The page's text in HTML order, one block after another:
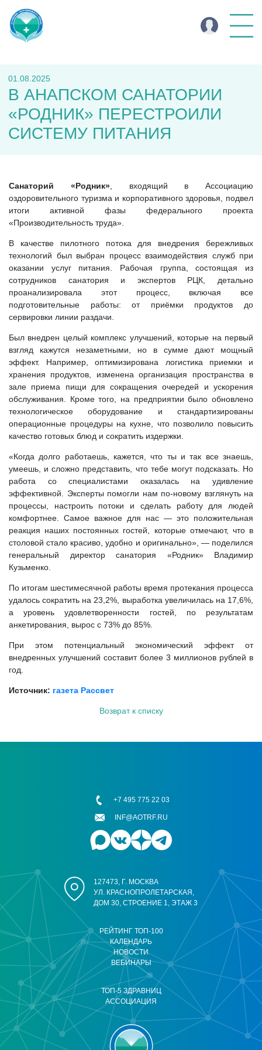
01.08.2025
В АНАПСКОМ САНАТОРИИ
«РОДНИК» ПЕРЕСТРОИЛИ
СИСТЕМУ ПИТАНИЯ
Санаторий «Родник», входящий в Ассоциацию
оздоровительного туризма и корпоративного здоровья, подвел
итоги активной фазы федерального проекта
«Производительность труда».
В качестве пилотного потока для внедрения бережливых
технологий был выбран процесс взаимодействия служб при
оказании услуг питания. Рабочая группа, состоящая из
сотрудников санатория и экспертов РЦК, детально
проанализировала этот процесс, включая все
подготовительные работы: от приёмки продуктов до
сервировки линии раздачи.
Был внедрен целый комплекс улучшений, которые на первый
взгляд кажутся незаметными, но в сумме дают мощный
эффект. Например, оптимизирована логистика приемки и
хранения продуктов, изменена организация пространства в
зале приема пищи для сокращения очередей и ускорения
обслуживания. Кроме того, на предприятии было обновлено
технологическое оборудование и стандартизированы
операционные процедуры на кухне, что позволило повысить
качество готовых блюд и сократить издержки.
«Когда долго работаешь, кажется, что ты и так все знаешь,
умеешь, и сложно представить, что тебе могут подсказать. Но
работа со специалистами оказалась на удивление
эффективной. Эксперты помогли нам по-новому взглянуть на
процессы, настроить потоки и сделать работу для людей
комфортнее. Самое важное для нас — это положительная
реакция наших постоянных гостей, которые отмечают, что в
столовой стало красиво, удобно и оригинально», — поделился
генеральный директор санатория «Родник» Владимир
Кузьменко.
По итогам шестимесячной работы время протекания процесса
удалось сократить на 23,2%, выработка увеличилась на 17,6%,
а уровень удовлетворенности гостей, по результатам
анкетирования, вырос с 73% до 85%.
При этом потенциальный экономический эффект от
внедренных улучшений составит более 3 миллионов рублей в
год.
Источник: газета Рассвет
Возврат к списку
РЕЙТИНГ ТОП-100
КАЛЕНДАРЬ
НОВОСТИ
ВЕБИНАРЫ
ТОП-5 ЗДРАВНИЦ
АССОЦИАЦИЯ
127473, Г. МОСКВА
УЛ. КРАСНОПРОЛЕТАРСКАЯ,
ДОМ 30, СТРОЕНИЕ 1, ЭТАЖ 3
+7 495 775 22 03
INF@AOTRF.RU